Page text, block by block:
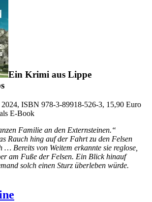
Ein Krimi aus Lippe
ISBN 978-3-89918-526-3, 15,90 Euro
E-Book
Familie an den Externsteinen.“
Rauch hing auf der Fahrt zu den Felsen
… Bereits von Weitem erkannte sie reglose,
am Fuße der Felsen. Ein Blick hinauf
solch einen Sturz überleben würde.